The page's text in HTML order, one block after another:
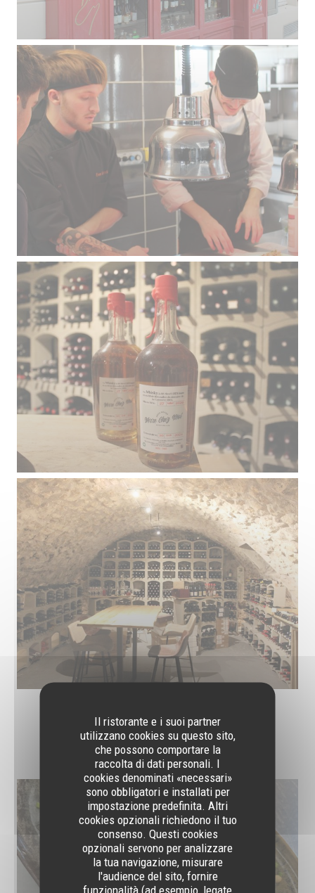
Il ristorante e i suoi partner
utilizzano cookies su questo sito,
che possono comportare la
raccolta di dati personali. I
cookies denominati «necessari»
sono obbligatori e installati per
impostazione predefinita. Altri
cookies opzionali richiedono il tuo
consenso. Questi cookies
opzionali servono per analizzare
la tua navigazione, misurare
l'audience del sito, fornire
funzionalità (ad esempio, legate
PHOTOS DE PLATS